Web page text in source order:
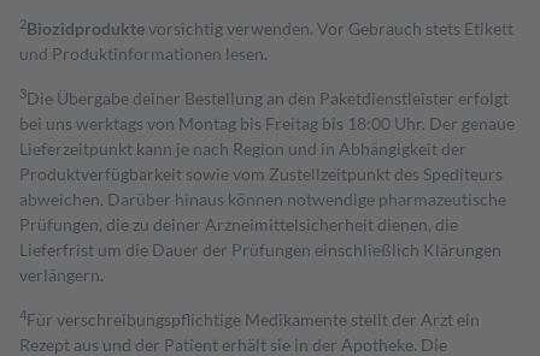
2Biozidproduktevorsichtig verwenden. Vor Gebrauch stets Etikett
und Produktinformationen lesen.
3Die Übergabe deiner Bestellung an den Paketdienstleister erfolgt
bei uns werktags von Montag bis Freitag bis 18:00 Uhr. Der genaue
Lieferzeitpunkt kann je nach Region und in Abhängigkeit der
Produktverfügbarkeit sowie vom Zustellzeitpunkt des Spediteurs
abweichen. Darüber hinaus können notwendige pharmazeutische
Prüfungen, die zu deiner Arzneimittelsicherheit dienen, die
Lieferfrist um die Dauer der Prüfungen einschließlich Klärungen
verlängern.
4Für verschreibungspflichtige Medikamente stellt der Arzt ein
Rezept aus und der Patient erhält sie in der Apotheke. Die